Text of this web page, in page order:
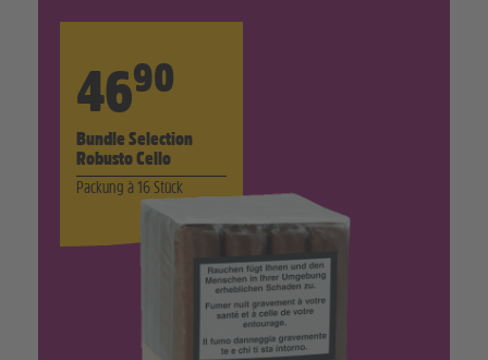
4690
Bundle Selection
Robusto Cello
Packung à 16 Stück